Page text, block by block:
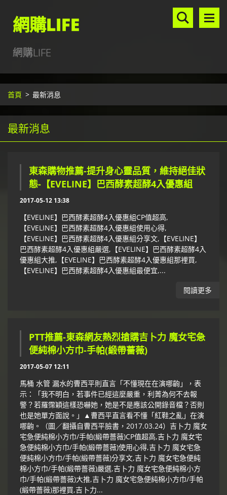
網購LIFE
網購LIFE
首頁 > 最新消息
最新消息
東森購物推薦-提升身心靈品質，維持絕佳狀
態-【EVELINE】巴西酵素超酵4入優惠組
2017-05-12 13:38
【EVELINE】巴西酵素超酵4入優惠組CP值超高,
【EVELINE】巴西酵素超酵4入優惠組使用心得,
【EVELINE】巴西酵素超酵4入優惠組分享文,【EVELINE】
巴西酵素超酵4入優惠組嚴選,【EVELINE】巴西酵素超酵4入
優惠組大推,【EVELINE】巴西酵素超酵4入優惠組那裡買,
【EVELINE】巴西酵素超酵4入優惠組最便宜,...
閱讀更多
PTT推薦-東森網友熱烈搶購吉卜力 魔女宅急
便純棉小方巾-手帕(緞帶薔薇)
2017-05-07 12:11
馬桶 水管 漏水的曹西平則直言「不懂現在在演哪齣」，表
示：「我不明白，若事件已經這麼嚴重，利菁為何不去報
警？若羅霈穎這樣恐嚇她，她是不是應該公開錄音檔？否則
也是她單方面說。」▲曹西平直言看不懂「紅鞋之亂」在演
哪齣。（圖／翻攝自曹西平臉書，2017.03.24）吉卜力 魔女
宅急便純棉小方巾/手帕(緞帶薔薇)CP值超高,吉卜力 魔女宅
急便純棉小方巾/手帕(緞帶薔薇)使用心得,吉卜力 魔女宅急
便純棉小方巾/手帕(緞帶薔薇)分享文,吉卜力 魔女宅急便純
棉小方巾/手帕(緞帶薔薇)嚴選,吉卜力 魔女宅急便純棉小方
巾/手帕(緞帶薔薇)大推,吉卜力 魔女宅急便純棉小方巾/手帕
(緞帶薔薇)那裡買,吉卜力...